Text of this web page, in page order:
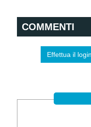
COMMENTI
Effettua il